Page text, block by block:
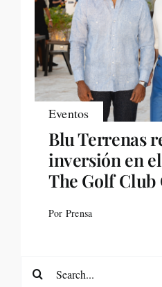
Eventos
Blu Terrenas
inversión en
The Golf
Por Prensa